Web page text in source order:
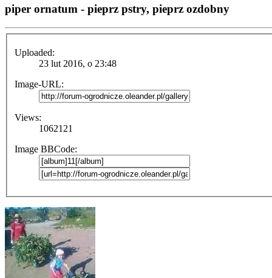
piper ornatum - pieprz pstry, pieprz ozdobny
Uploaded:
23 lut 2016, o 23:48
Image-URL:
Views:
1062121
Image BBCode: